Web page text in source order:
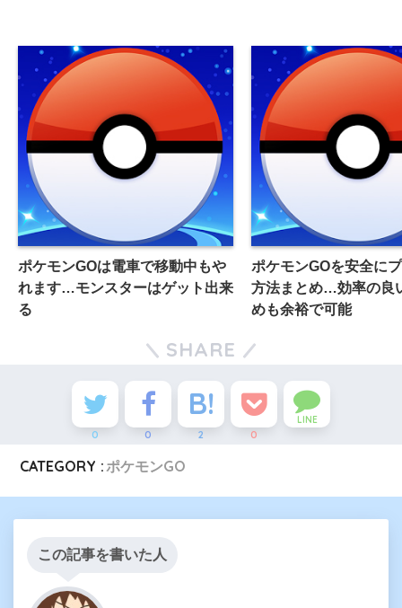
ポケモンGOは電車で移動中もや
れます…モンスターはゲット出来
る
ポケモンGOを安全に
方法まとめ…効率の良
めも余裕で可能
SHARE
0 0 2 0
LINE
CATEGORY :ポケモンGO
この記事を書いた人